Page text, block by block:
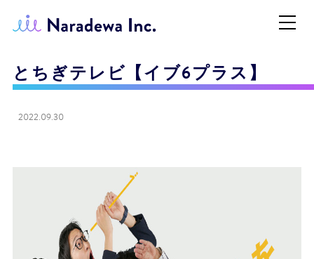
とちぎテレビ【イブ6プラス】
2022.09.30